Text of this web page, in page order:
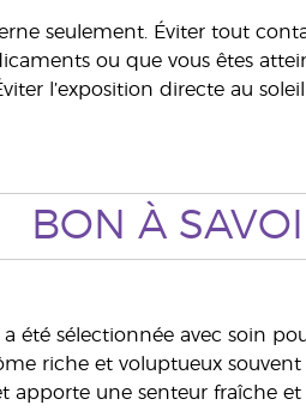
seulement. Éviter tout
ou que vous êtes
l’exposition directe au
BON À
été sélectionnée avec soin
riche et voluptueux
apporte une senteur fraîche